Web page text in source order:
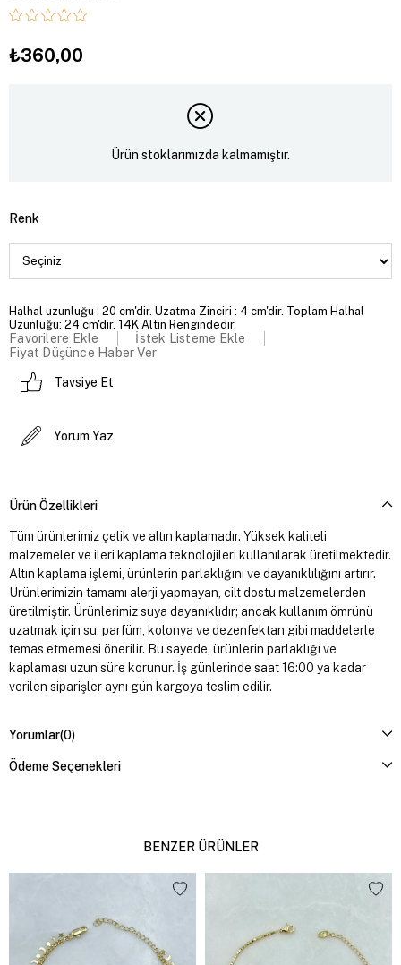
₺360,00
Ürün stoklarımızda kalmamıştır.
Renk
Halhal uzunluğu : 20 cm'dir. Uzatma Zinciri : 4 cm'dir. Toplam Halhal
Uzunluğu: 24 cm'dir. 14K Altın Rengindedir.
Favorilere Ekle
İstek Listeme Ekle
Fiyat Düşünce Haber Ver
Tavsiye Et
Yorum Yaz
Ürün Özellikleri
Tüm ürünlerimiz çelik ve altın kaplamadır. Yüksek kaliteli
malzemeler ve ileri kaplama teknolojileri kullanılarak üretilmektedir.
Altın kaplama işlemi, ürünlerin parlaklığını ve dayanıklılığını artırır.
Ürünlerimizin tamamı alerji yapmayan, cilt dostu malzemelerden
üretilmiştir. Ürünlerimiz suya dayanıklıdır; ancak kullanım ömrünü
uzatmak için su, parfüm, kolonya ve dezenfektan gibi maddelerle
temas etmemesi önerilir. Bu sayede, ürünlerin parlaklığı ve
kaplaması uzun süre korunur. İş günlerinde saat 16:00 ya kadar
verilen siparişler aynı gün kargoya teslim edilir.
Yorumlar(0)
Ödeme Seçenekleri
BENZER ÜRÜNLER